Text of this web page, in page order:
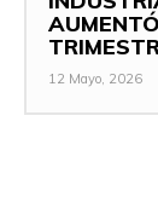
12 Mayo, 2026